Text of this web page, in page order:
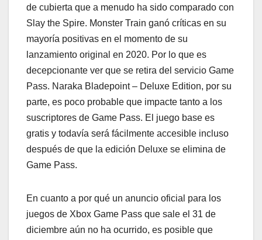
de cubierta que a menudo ha sido comparado con
Slay the Spire. Monster Train ganó críticas en su
mayoría positivas en el momento de su
lanzamiento original en 2020. Por lo que es
decepcionante ver que se retira del servicio Game
Pass. Naraka Bladepoint – Deluxe Edition, por su
parte, es poco probable que impacte tanto a los
suscriptores de Game Pass. El juego base es
gratis y todavía será fácilmente accesible incluso
después de que la edición Deluxe se elimina de
Game Pass.
En cuanto a por qué un anuncio oficial para los
juegos de Xbox Game Pass que sale el 31 de
diciembre aún no ha ocurrido, es posible que